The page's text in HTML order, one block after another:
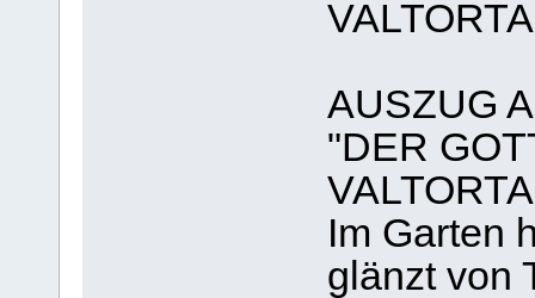
VALTORTA
AUSZUG
"DER
Im Garten
glänzt von